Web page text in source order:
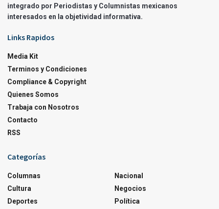
integrado por Periodistas y Columnistas mexicanos
interesados en la objetividad informativa.
Links Rapidos
Media Kit
Terminos y Condiciones
Compliance & Copyright
Quienes Somos
Trabaja con Nosotros
Contacto
RSS
Categorías
Columnas
Cultura
Deportes
Nacional
Negocios
Política